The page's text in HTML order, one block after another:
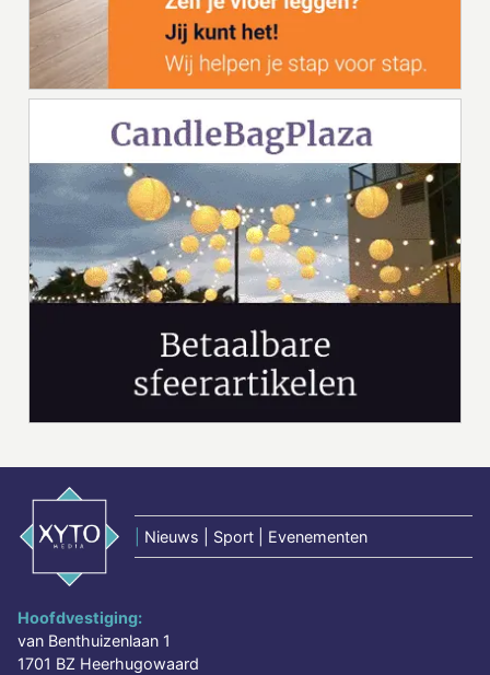
Nieuws | Sport | Evenementen
Hoofdvestiging:
van Benthuizenlaan 1
1701 BZ Heerhugowaard